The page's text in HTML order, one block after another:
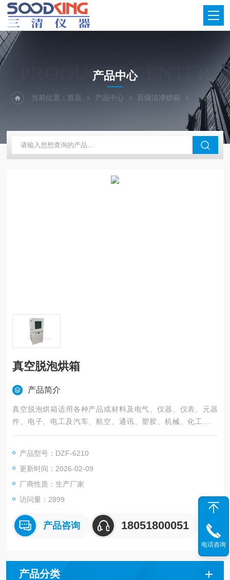
PRODUCTS CENTER
产品中心
当前位置：首页 产品中心 百级洁净烘箱 百级洁净
真空脱泡烘箱
产品简介
真空脱泡烘箱适用各种产品或材料及电气、仪器、仪表、元器
件、电子、电工及汽车、航空、通讯、塑胶、机械、化工、食
品、五金工具在恒温环境条件下作干燥处理和各种恒温适应性试
产品型号：DZF-6210
更新时间：2026-02-09
厂商性质：生产厂家
访问量：2899
产品咨询 18051800051
产品分类
电话咨询